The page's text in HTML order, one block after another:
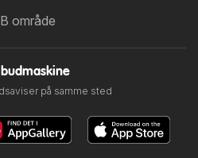
område
på samme sted